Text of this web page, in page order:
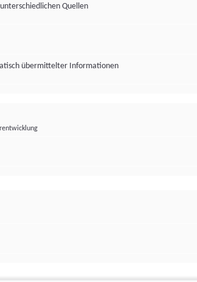
Quellen
übermittelter Informationen